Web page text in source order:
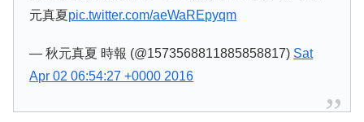
元真夏pic.twitter.com/aeWaREpyqm
— 秋元真夏 時報 (@1573568811885858817) Sat
Apr 02 06:54:27 +0000 2016